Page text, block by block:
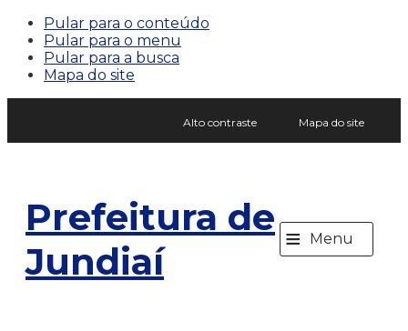
Pular para o conteúdo
Pular para o menu
Pular para a busca
Mapa do site
Alto contraste Mapa do site
Prefeitura de
Jundiaí
≡ Menu